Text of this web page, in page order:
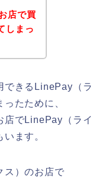
店で買
しまっ
できるLinePay（ラ
たために、
店でLinePay（ライ
ます。
ス）のお店で